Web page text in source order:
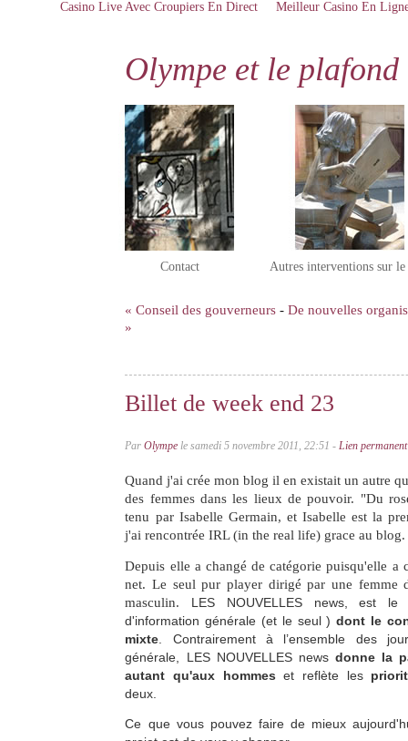
Casino Live Avec Croupiers En Direct Meilleur Casino En
Olympe et le plafond
« Conseil des gouverneurs - De nouvelles
»
Billet de week end 23
ParOlympe le samedi 5 novembre 2011, 22:51 -Lien permanent
Quand j'ai crée mon blog il en existait un autre
des femmes dans les lieux de pouvoir. "Du
tenu par Isabelle Germain, et Isabelle est la
j'ai rencontrée IRL (in the real life) grace au blog.
Depuis elle a changé de catégorie puisqu'elle a
net. Le seul pur player dirigé par une femme
masculin. LES NOUVELLES news, est le
d'information générale (et le seul )dont le
mixte. Contrairement à l’ensemble des
générale, LES NOUVELLES news donne la
autant qu'aux hommes et reflète les
deux.
Ce que vous pouvez faire de mieux
Contact Autres interventions sur le